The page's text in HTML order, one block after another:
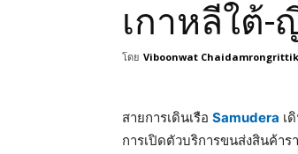
เกาหลีใต้-
โดย Viboonwat
สายการเดินเรือ Samudera เ
การเปิดตัวบริการขนส่งสินค้า